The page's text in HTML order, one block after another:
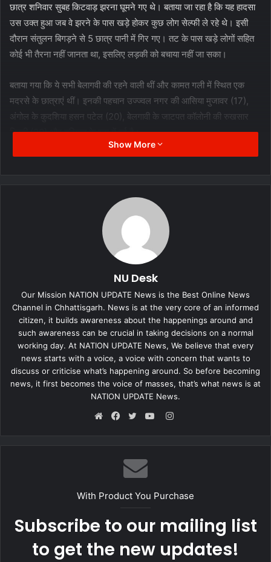
छात्र शनिवार सुबह किटवाड़ झरना घूमने गए थे। बताया जा रहा है कि यह हादसा
उस उक्त हुआ जब वे झरने के पास खड़े होकर कुछ लोग सेल्फी ले रहे थे। इसी
दौरान संतुलन बिगड़ने से 5 छात्र पानी में गिर गए। तट के पास खड़े लोगों सहित
कोई भी तैरना नहीं जानता था, इसलिए लड़की को बचाया नहीं जा सका।
बताया गया कि ये सभी बेलागवी की रहने वाली थीं और कामत गली में स्थित एक
मदरसे के छात्राएं थीं। इनकी पहचान उज्ज्वल नगर की आसिया मुजावर (17),
अंगोल के कुदशिया हसन पटेल (20), बेलगावी के जाटपत कॉलोनी की रुखसार
भिस्ती (20) और तस्मिया के रूप में हुई है।
Show More
NU Desk
Our Mission NATION UPDATE News is the Best Online News
Channel in Chhattisgarh. News is at the very core of an informed
citizen, it builds awareness about the happenings around and
such awareness can be crucial in taking decisions on a normal
working day. At NATION UPDATE News, We believe that every
news starts with a voice, a voice with concern that wants to
discuss or criticise what’s happening around. So before becoming
news, it first becomes the voice of masses, that’s what news is at
NATION UPDATE News.
Instagram
With Product You Purchase
Subscribe to our mailing list
to get the new updates!